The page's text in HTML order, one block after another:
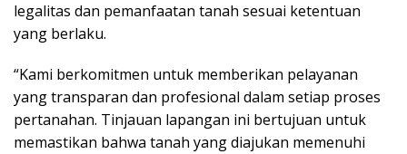
legalitas dan pemanfaatan tanah sesuai ketentuan
yang berlaku.
“Kami berkomitmen untuk memberikan pelayanan
yang transparan dan profesional dalam setiap proses
pertanahan. Tinjauan lapangan ini bertujuan untuk
memastikan bahwa tanah yang diajukan memenuhi